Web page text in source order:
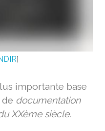
]
importante base
documentation
XXème siècle.